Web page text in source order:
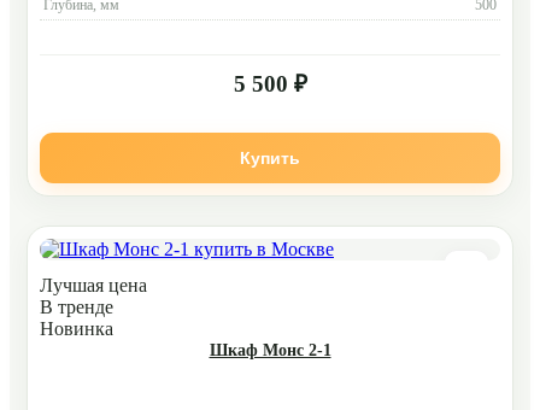
Глубина, мм
500
5 500 ₽
Купить
Лучшая цена
В тренде
Новинка
Шкаф Монс 2-1